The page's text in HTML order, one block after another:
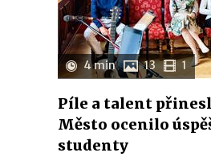
4 min 13 1
Píle a talent
Město ocenilo
studenty